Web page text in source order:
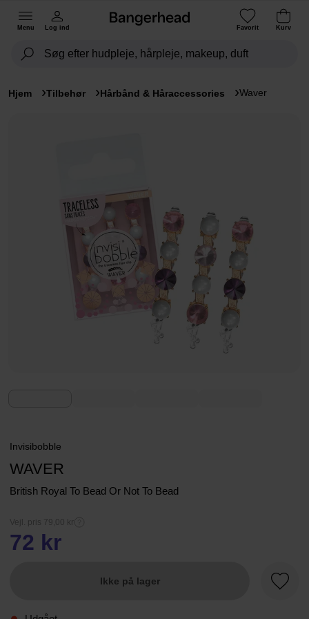
Menu Log ind Favorit Kurv
Hjem Tilbehør Hårbånd & Håraccessories Waver
Invisibobble
WAVER
British Royal To Bead Or Not To Bead
Vejl. pris 79,00 kr
72 kr
Ikke på lager